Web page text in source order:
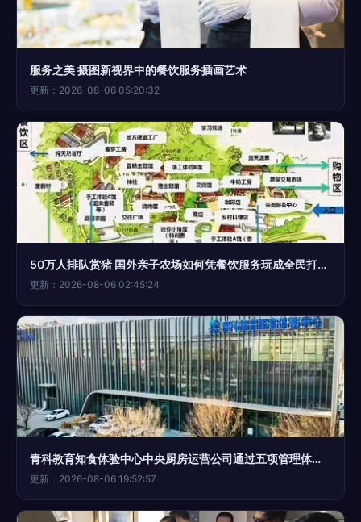
服务之美 摄图新视界中的餐饮服务插画艺术
更新：2026-08-06 05:20:32
50万人排队赏猪 国外亲子农场如何凭餐饮服务玩成全民打卡地？
更新：2026-08-06 02:45:24
青科教育知食体验中心中央厨房运营公司通过五项管理体系认证，餐饮服务再升级
更新：2026-08-06 19:52:57